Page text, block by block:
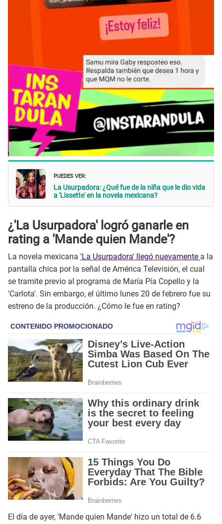
PUEDES VER:
La Usurpadora: ¿Qué fue de la niña que le dio vida
a 'Lissette' en la novela mexicana?
¿'La Usurpadora' logró ganarle en
rating a 'Mande quien Mande'?
La novela mexicana 'La Usurpadora' llegó nuevamente a la
pantalla chica por la señal de América Televisión, el cual
se tramite previo al programa de María Pía Copello y la
'Carlota'. Sin embargo, el último lunes 20 de febrero fue su
estreno de la producción. ¿Cómo le fue en rating?
El día de ayer, 'Mande quien Mande' hizo un total de 6.6